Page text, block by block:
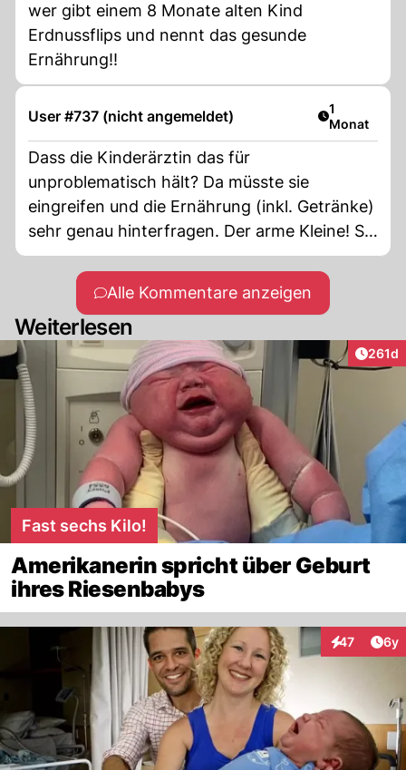
wer gibt einem 8 Monate alten Kind
Erdnussflips und nennt das gesunde
Ernährung!!
User #737 (nicht angemeldet) Artikel
1
Monat
Dass die Kinderärztin das für
unproblematisch hält? Da müsste sie
eingreifen und die Ernährung (inkl. Getränke)
sehr genau hinterfragen. Der arme Kleine! So
ein Gewicht ist ganz schlecht für die noch
zarten Knochen und Gelenke. Und die Eltern
füttern ihn offenbar noch mit fettigem Zeug.
Kopfschüttel!
Alle Kommentare anzeigen
Weiterlesen
261d
Fast sechs Kilo!
Amerikanerin spricht über Geburt
ihres Riesenbabys
47
Interaktionen
6y